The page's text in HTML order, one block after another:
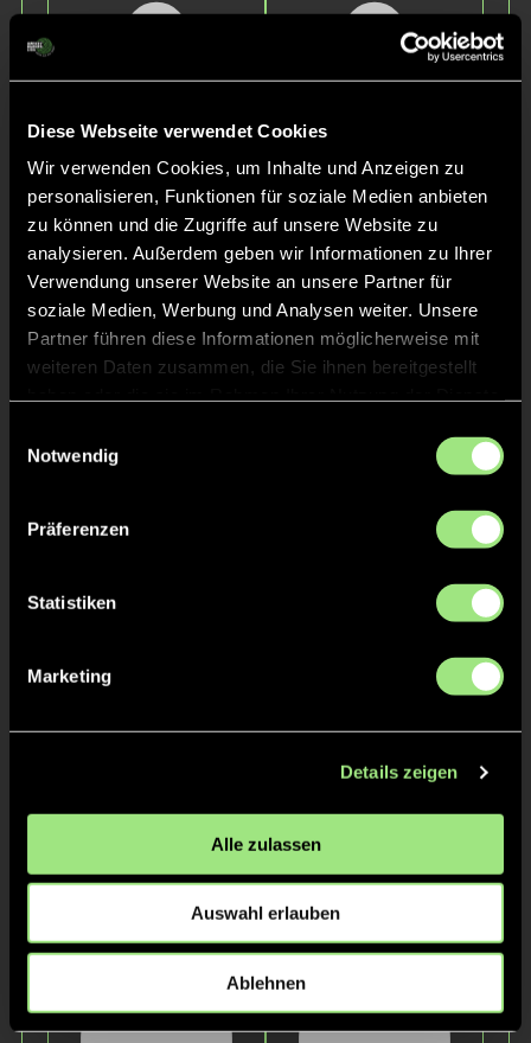
Diese Webseite verwendet Cookies
Wir verwenden Cookies, um Inhalte und Anzeigen zu
personalisieren, Funktionen für soziale Medien anbieten
zu können und die Zugriffe auf unsere Website zu
analysieren. Außerdem geben wir Informationen zu Ihrer
Verwendung unserer Website an unsere Partner für
soziale Medien, Werbung und Analysen weiter. Unsere
Partner führen diese Informationen möglicherweise mit
weiteren Daten zusammen, die Sie ihnen bereitgestellt
Notwendig
Präferenzen
Statistiken
Marketing
Details zeigen
Alle zulassen
Auswahl erlauben
Ablehnen
Laurenz
K.
Julius
K.
Emil
Constantin
Lukas
Staff